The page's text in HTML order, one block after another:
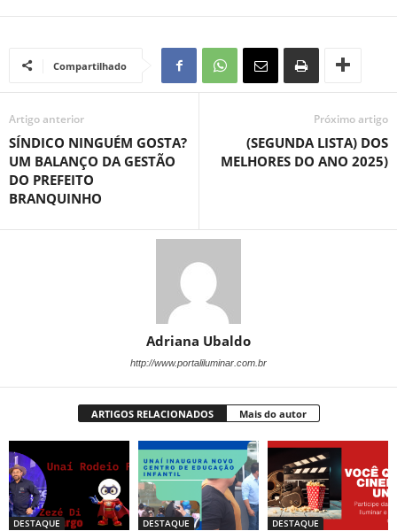
Compartilhado
Artigo anterior
SÍNDICO NINGUÉM GOSTA?
UM BALANÇO DA GESTÃO
DO PREFEITO
BRANQUINHO
Próximo artigo
(SEGUNDA LISTA) DOS
MELHORES DO ANO 2025)
Adriana Ubaldo
http://www.portaliluminar.com.br
ARTIGOS RELACIONADOS Mais do autor
DESTAQUE DESTAQUE DESTAQUE